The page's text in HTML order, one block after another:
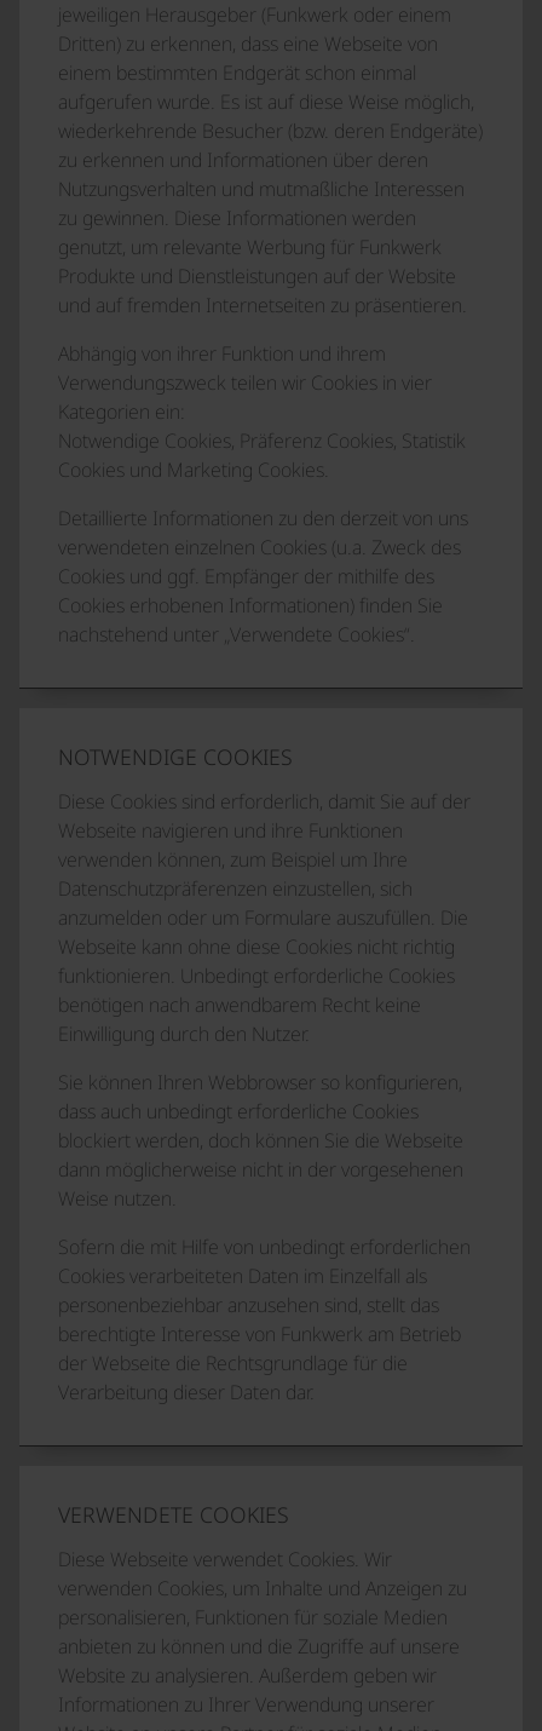
jeweiligen Herausgeber (Funkwerk oder einem
Dritten) zu erkennen, dass eine Webseite von
einem bestimmten Endgerät schon einmal
aufgerufen wurde. Es ist auf diese Weise möglich,
wiederkehrende Besucher (bzw. deren Endgeräte)
zu erkennen und Informationen über deren
Nutzungsverhalten und mutmaßliche Interessen
zu gewinnen. Diese Informationen werden
genutzt, um relevante Werbung für Funkwerk
Produkte und Dienstleistungen auf der Website
und auf fremden Internetseiten zu präsentieren.
Abhängig von ihrer Funktion und ihrem
Verwendungszweck teilen wir Cookies in vier
Kategorien ein:
Notwendige Cookies, Präferenz Cookies, Statistik
Cookies und Marketing Cookies.
Detaillierte Informationen zu den derzeit von uns
verwendeten einzelnen Cookies (u.a. Zweck des
Cookies und ggf. Empfänger der mithilfe des
Cookies erhobenen Informationen) finden Sie
nachstehend unter „Verwendete Cookies“.
NOTWENDIGE COOKIES
Diese Cookies sind erforderlich, damit Sie auf der
Webseite navigieren und ihre Funktionen
verwenden können, zum Beispiel um Ihre
Datenschutzpräferenzen einzustellen, sich
anzumelden oder um Formulare auszufüllen. Die
Webseite kann ohne diese Cookies nicht richtig
funktionieren. Unbedingt erforderliche Cookies
benötigen nach anwendbarem Recht keine
Einwilligung durch den Nutzer.
Sie können Ihren Webbrowser so konfigurieren,
dass auch unbedingt erforderliche Cookies
blockiert werden, doch können Sie die Webseite
dann möglicherweise nicht in der vorgesehenen
Weise nutzen.
Sofern die mit Hilfe von unbedingt erforderlichen
Cookies verarbeiteten Daten im Einzelfall als
personenbeziehbar anzusehen sind, stellt das
berechtigte Interesse von Funkwerk am Betrieb
der Webseite die Rechtsgrundlage für die
Verarbeitung dieser Daten dar.
VERWENDETE COOKIES
Diese Webseite verwendet Cookies. Wir
verwenden Cookies, um Inhalte und Anzeigen zu
personalisieren, Funktionen für soziale Medien
anbieten zu können und die Zugriffe auf unsere
Website zu analysieren. Außerdem geben wir
Informationen zu Ihrer Verwendung unserer